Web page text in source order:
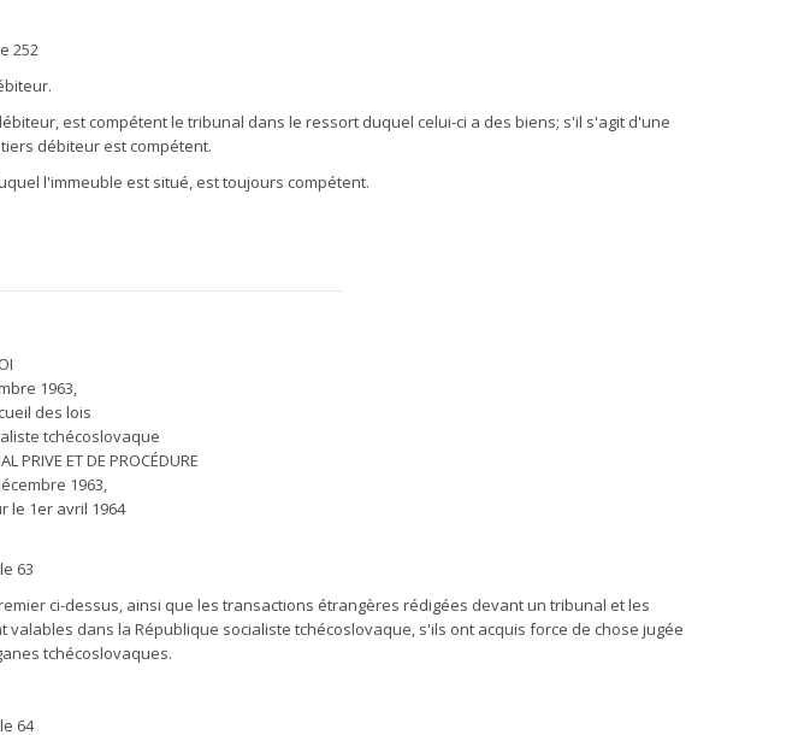
252
est compétent le tribunal dans le ressort duquel celui-ci a des biens; s'il s'agit d'une
débiteur est compétent.
l'immeuble est situé, est toujours compétent.
1963,
des lois
tchécoslovaque
PRIVE ET DE PROCÉDURE
1963,
le 1er avril 1964
63
ci-dessus, ainsi que les transactions étrangères rédigées devant un tribunal et les
dans la République socialiste tchécoslovaque, s'ils ont acquis force de chose jugée
tchécoslovaques.
64